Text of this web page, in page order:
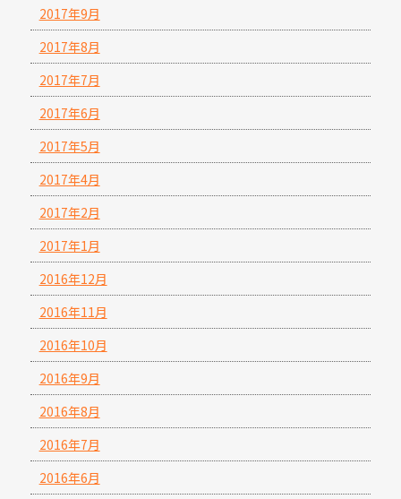
2017年9月
2017年8月
2017年7月
2017年6月
2017年5月
2017年4月
2017年2月
2017年1月
2016年12月
2016年11月
2016年10月
2016年9月
2016年8月
2016年7月
2016年6月